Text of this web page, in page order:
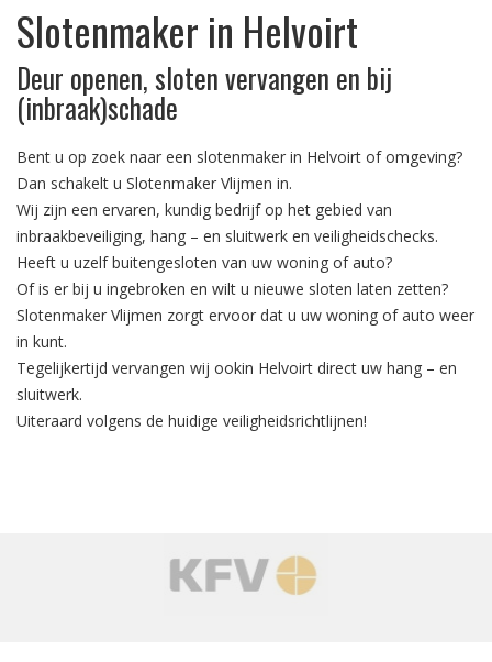
Slotenmaker in Helvoirt
Deur openen, sloten vervangen en bij
(inbraak)schade
Bent u op zoek naar een slotenmaker in Helvoirt of omgeving?
Dan schakelt u Slotenmaker Vlijmen in.
Wij zijn een ervaren, kundig bedrijf op het gebied van
inbraakbeveiliging, hang – en sluitwerk en veiligheidschecks.
Heeft u uzelf buitengesloten van uw woning of auto?
Of is er bij u ingebroken en wilt u nieuwe sloten laten zetten?
Slotenmaker Vlijmen zorgt ervoor dat u uw woning of auto weer
in kunt.
Tegelijkertijd vervangen wij ookin Helvoirt direct uw hang – en
sluitwerk.
Uiteraard volgens de huidige veiligheidsrichtlijnen!